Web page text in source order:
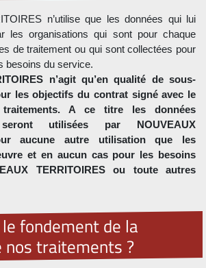
n’utilise que les données qui lui
les organisations qui sont pour chaque
de traitement ou qui sont collectées pour
besoins du service.
n’agit qu’en qualité de sous-
les objectifs du contrat signé avec le
traitements. A ce titre les données
utilisées par NOUVEAUX
aucune autre utilisation que les
et en aucun cas pour les besoins
TERRITOIRES ou toute autres
fondement de la
nos traitements ?